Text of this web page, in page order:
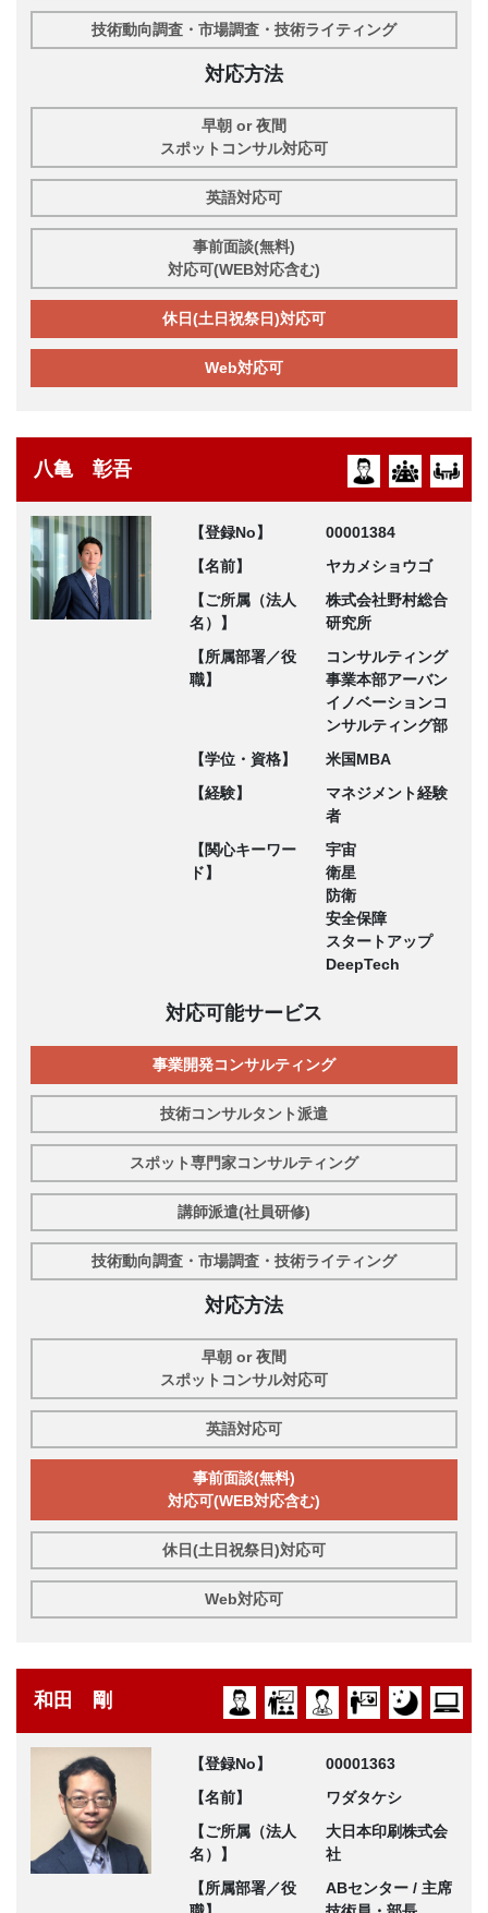
技術動向調査・市場調査・技術ライティング
対応方法
早朝 or 夜間
スポットコンサル対応可
英語対応可
事前面談(無料)
対応可(WEB対応含む)
休日(土日祝祭日)対応可
Web対応可
八亀 彰吾
【登録No】
00001384
【名前】
ヤカメショウゴ
【ご所属（法人
名）】
株式会社野村総合
研究所
【所属部署／役
職】
コンサルティング
事業本部アーバン
イノベーションコ
ンサルティング部
【学位・資格】
米国MBA
【経験】
マネジメント経験
者
【関心キーワー
ド】
宇宙
衛星
防衛
安全保障
スタートアップ
DeepTech
対応可能サービス
事業開発コンサルティング
技術コンサルタント派遣
スポット専門家コンサルティング
講師派遣(社員研修)
技術動向調査・市場調査・技術ライティング
対応方法
早朝 or 夜間
スポットコンサル対応可
英語対応可
事前面談(無料)
対応可(WEB対応含む)
休日(土日祝祭日)対応可
Web対応可
和田 剛
【登録No】
00001363
【名前】
ワダタケシ
【ご所属（法人
名）】
大日本印刷株式会
社
【所属部署／役
ABセンター / 主席